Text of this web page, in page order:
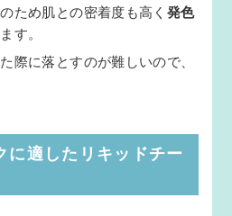
ため肌との密着度も高く 発色
す。
際に落とすのが難しいので、
に適したリキッドチー